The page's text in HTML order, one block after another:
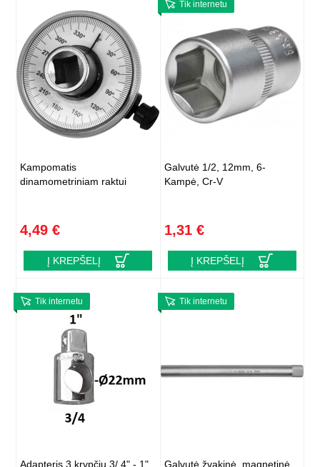
Kampomatis
dinamometriniam raktui
4,49 €
Į KREPŠELĮ
Tik internetu
Galvutė 1/2, 12mm, 6-
Kampė, Cr-V
1,31 €
Į KREPŠELĮ
Tik internetu
Adapteris 3 krypčių 3/ 4" - 1"
Tik internetu
Galvutė žvakinė, magnetinė,